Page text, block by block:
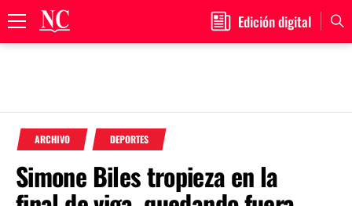
content
Edición digital
ARCHIVO DEPORTES
Simone Biles tropieza en la